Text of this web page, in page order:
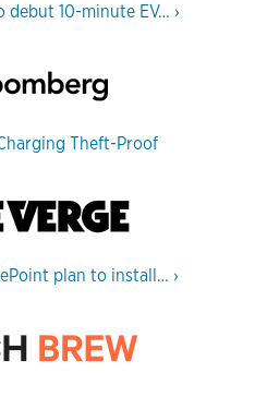
debut 10-minute EV… ›
Theft-Proof
plan to install… ›